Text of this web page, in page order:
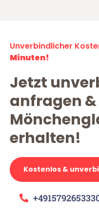
Unverbindlicher
Minuten!
Jetzt
anfragen &
erhalten!
Kostenlos &